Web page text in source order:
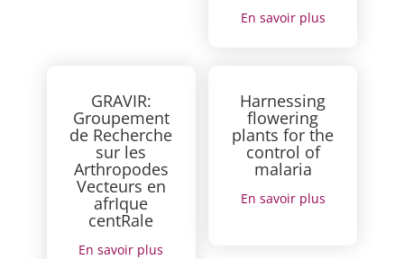
En savoir plus
GRAVIR:
Groupement
de Recherche
sur les
Arthropodes
Vecteurs en
afrIque
centRale
En savoir plus
Harnessing
flowering
plants for the
control of
malaria
En savoir plus